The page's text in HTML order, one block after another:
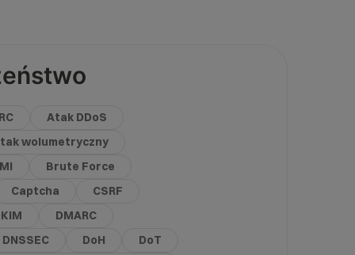
Atak DDoS
wolumetryczny
Brute Force
Captcha
CSRF
DMARC
DNSSEC
DoH DoT